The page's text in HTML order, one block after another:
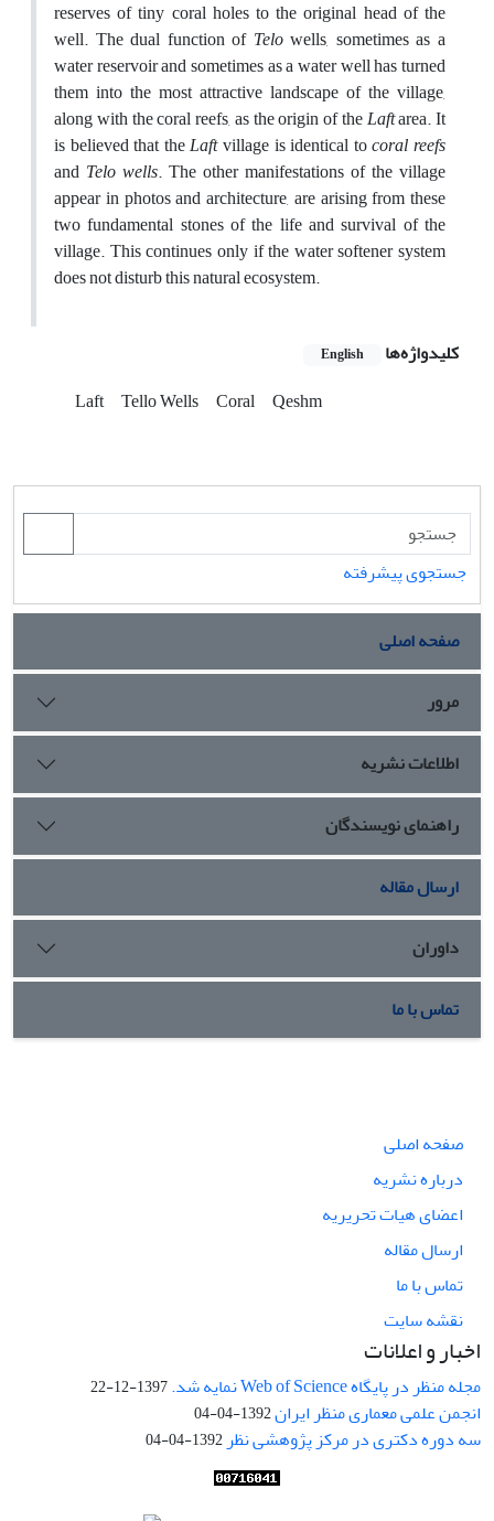
reserves of tiny coral holes to the original head of the
well. The dual function of Telowells, sometimes as a
water reservoir and sometimes as a water well has turned
them into the most attractive landscape of the village,
along with the coral reefs, as the origin of theLaftarea. It
is believed that theLaftvillage is identical tocoral reefs
and Telo wells. The other manifestations of the village
appear in photos and architecture, are arising from these
two fundamental stones of the life and survival of the
village. This continues only if the water softener system
does not disturb this natural ecosystem.
کلیدواژه‌ها English
Laft Tello Wells Coral Qeshm
جستجوی پیشرفته
صفحه اصلی
مرور
اطلاعات نشریه
راهنمای نویسندگان
ارسال مقاله
داوران
تماس با ما
صفحه اصلی
درباره نشریه
اعضای هیات تحریریه
ارسال مقاله
تماس با ما
نقشه سایت
اخبار و اعلانات
مجله منظر در پایگاه Web of Science نمایه شد. 1397-12-22
انجمن علمی معماری منظر ایران1392-04-04
سه دوره دکتری در مرکز پژوهشی نظر 1392-04-04